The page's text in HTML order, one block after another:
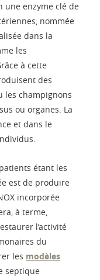
une enzyme clé de
nommée
dans la
les
à cette
des
les champignons
ou organes. La
et dans le
étant les
est de produire
incorporée
à terme,
l’activité
du
les modèles
septique